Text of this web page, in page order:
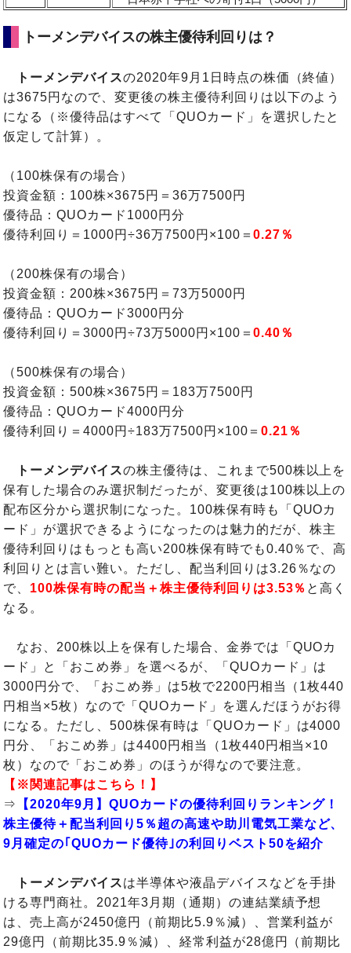
トーメンデバイスの株主優待利回りは？
トーメンデバイスの2020年9月1日時点の株価（終値）
は3675円なので、変更後の株主優待利回りは以下のよう
になる（※優待品はすべて「QUOカード」を選択したと
仮定して計算）。
（100株保有の場合）
投資金額：100株×3675円＝36万7500円
優待品：QUOカード1000円分
優待利回り＝1000円÷36万7500円×100＝0.27％
（200株保有の場合）
投資金額：200株×3675円＝73万5000円
優待品：QUOカード3000円分
優待利回り＝3000円÷73万5000円×100＝0.40％
（500株保有の場合）
投資金額：500株×3675円＝183万7500円
優待品：QUOカード4000円分
優待利回り＝4000円÷183万7500円×100＝0.21％
トーメンデバイスの株主優待は、これまで500株以上を
保有した場合のみ選択制だったが、変更後は100株以上の
配布区分から選択制になった。100株保有時も「QUOカ
ード」が選択できるようになったのは魅力的だが、株主
優待利回りはもっとも高い200株保有時でも0.40％で、高
利回りとは言い難い。ただし、配当利回りは3.26％なの
で、 100株保有時の配当＋株主優待利回りは3.53％ と高く
なる。
なお、200株以上を保有した場合、金券では「QUOカ
ード」と「おこめ券」を選べるが、「QUOカード」は
3000円分で、「おこめ券」は5枚で2200円相当（1枚440
円相当×5枚）なので「QUOカード」を選んだほうがお得
になる。ただし、500株保有時は「QUOカード」は4000
円分、「おこめ券」は4400円相当（1枚440円相当×10
枚）なので「おこめ券」のほうが得なので要注意。
【※関連記事はこちら！】
⇒
【2020年9月】QUOカードの優待利回りランキング！
株主優待＋配当利回り5％超の高速や助川電気工業など、
9月確定の｢QUOカード優待｣の利回りベスト50を紹介
トーメンデバイスは半導体や液晶デバイスなどを手掛
ける専門商社。 2021年3月期（通期）の連結業績予想
は、売上高が2450億円（前期比5.9％減）、営業利益が
29億円（前期比35.9％減）、経常利益が28億円（前期比